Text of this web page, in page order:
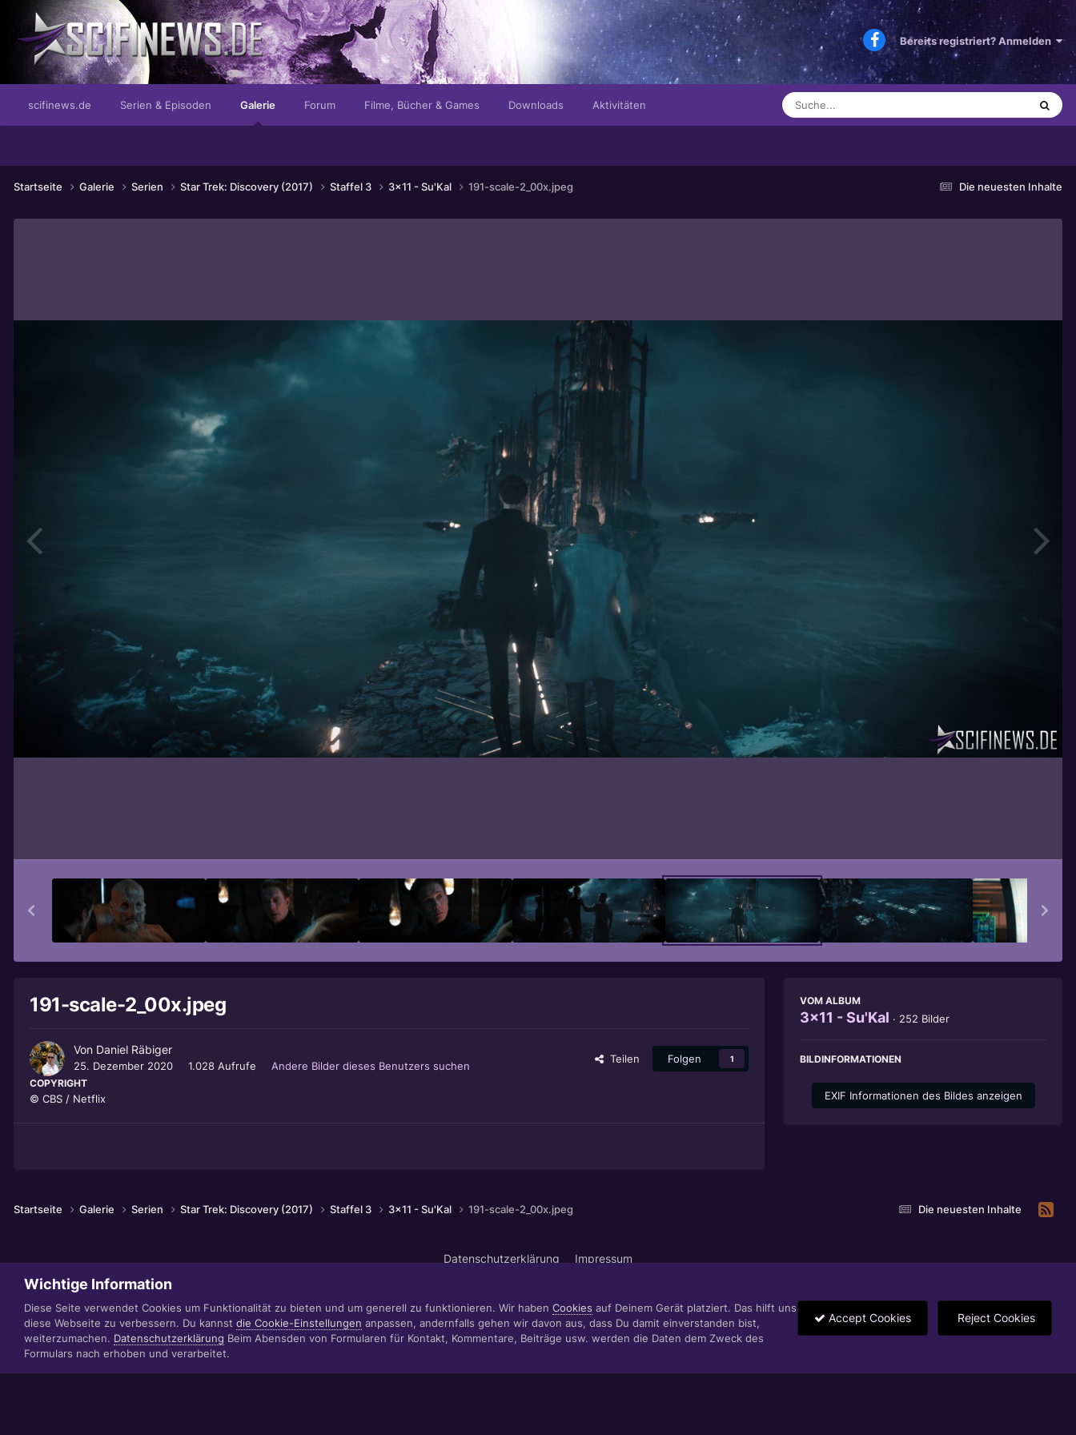
Bereits registriert? Anmelden
scifinews.de Serien & Episoden Galerie Forum Filme, Bücher & Games Downloads Aktivitäten
Die neuesten Inhalte
Startseite Galerie Serien Star Trek: Discovery (2017) Staffel 3 3x11 - Su'Kal 191-scale-2_00x.jpeg
191-scale-2_00x.jpeg
Von Daniel Räbiger
25. Dezember 2020 1.028 Aufrufe Andere Bilder dieses Benutzers suchen
Teilen Folgen 1
COPYRIGHT
© CBS / Netflix
VOM ALBUM
3x11 - Su'Kal · 252 Bilder
BILDINFORMATIONEN
EXIF Informationen des Bildes anzeigen
Die neuesten Inhalte
Startseite Galerie Serien Star Trek: Discovery (2017) Staffel 3 3x11 - Su'Kal 191-scale-2_00x.jpeg
Datenschutzerklärung Impressum
Powered by Invision Community
Wichtige Information
Diese Seite verwendet Cookies um Funktionalität zu bieten und um generell zu funktionieren. Wir haben Cookies auf Deinem Gerät platziert. Das hilft uns
diese Webseite zu verbessern. Du kannst die Cookie-Einstellungen anpassen, andernfalls gehen wir davon aus, dass Du damit einverstanden bist,
weiterzumachen. Datenschutzerklärung Beim Abensden von Formularen für Kontakt, Kommentare, Beiträge usw. werden die Daten dem Zweck des
Formulars nach erhoben und verarbeitet.
Accept Cookies Reject Cookies